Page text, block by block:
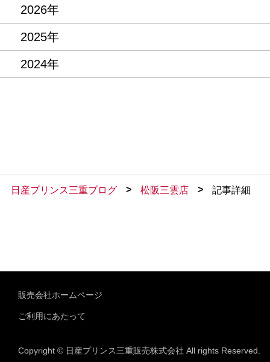
2026年
2025年
2024年
日産プリンス三重ブログ > 松阪三雲店 > 記事詳細
販売会社ホームページ
ご利用にあたって
Copyright © 日産プリンス三重販売株式会社 All rights Reserved.